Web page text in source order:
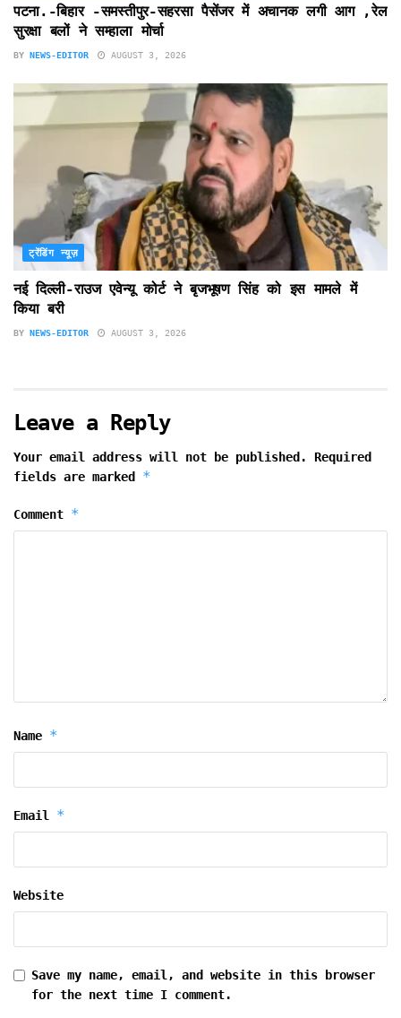
पटना.-बिहार -समस्तीपुर-सहरसा पैसेंजर में अचानक लगी आग ,रेल
सुरक्षा बलों ने सम्हाला मोर्चा
BY NEWS-EDITOR AUGUST 3, 2026
ट्रेंडिंग न्यूज़
नई दिल्ली-राउज एवेन्यू कोर्ट ने बृजभूषण सिंह को इस मामले में
किया बरी
BY NEWS-EDITOR AUGUST 3, 2026
Leave a Reply
Your email address will not be published.
Required
fields are marked *
Comment *
Name *
Email *
Website
Save my name, email, and website in this browser
for the next time I comment.